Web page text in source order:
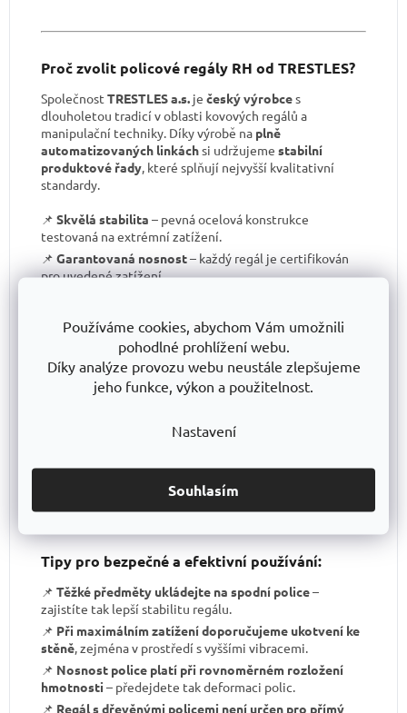
Používáme cookies, abychom Vám umožnili
pohodlné prohlížení webu.
Díky analýze provozu webu neustále zlepšujeme
jeho funkce, výkon a použitelnost.
Nastavení
Souhlasím
Proč zvolit policové regály RH od TRESTLES?
Společnost TRESTLES a.s. je český výrobces
dlouholetou tradicí v oblasti kovových regálů a
manipulační techniky. Díky výrobě na plně
automatizovaných linkáchsi udržujeme stabilní
produktové řady, které splňují nejvyšší kvalitativní
standardy.
📌 Skvělá stabilita – pevná ocelová konstrukce
testovaná na extrémní zatížení.
📌 Garantovaná nosnost– každý regál je certifikován
pro uvedené zatížení.
Bezkonkurenční poměr kvalita/cena– výborné
zpracování za férovou cenu.
📌Podpora české výroby– investujeme do lokální
produkce a technologického pokroku.
spolehněte se, že vaše skladové řešení bude
S TRESTLESsi pořizujete nejenspolehlivý regál, ale i
záruku kvality a dlouhodobé dostupnosti produktů
Tipy pro bezpečné a efektivní používání:
📌 Těžké předměty ukládejte na spodní police–
zajistíte tak lepší stabilitu regálu.
📌 Při maximálním zatížení doporučujeme ukotvení ke
stěně, zejména v prostředí s vyššími vibracemi.
📌 Nosnost police platí při rovnoměrném rozložení
hmotnosti – předejdete tak deformaci polic.
📌 Regál s dřevěnými policemi není určen pro přímý